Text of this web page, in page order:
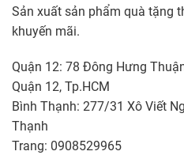
Sản xuất sản phẩm quà tặng
khuyến mãi.
Quận 12: 78 Đông Hưng
Quận 12, Tp.HCM
Bình Thạnh: 277/31 Xô Viết
Thạnh
Trang: 0908529965